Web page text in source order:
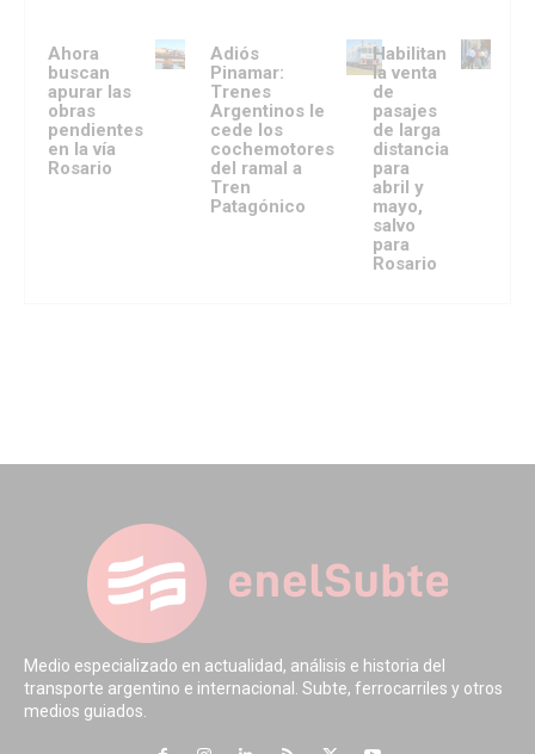
Ahora
buscan
apurar las
obras
pendientes
en la vía
Rosario
Adiós
Pinamar:
Trenes
Argentinos le
cede los
cochemotores
del ramal a
Tren
Patagónico
Habilitan
la venta
de
pasajes
de larga
distancia
para
abril y
mayo,
salvo
para
Rosario
Medio especializado en actualidad, análisis e historia del
transporte argentino e internacional. Subte, ferrocarriles y otros
medios guiados.